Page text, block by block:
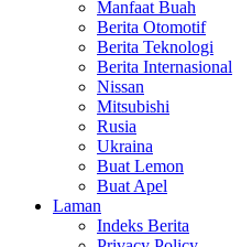
Manfaat Buah
Berita Otomotif
Berita Teknologi
Berita Internasional
Nissan
Mitsubishi
Rusia
Ukraina
Buat Lemon
Buat Apel
Laman
Indeks Berita